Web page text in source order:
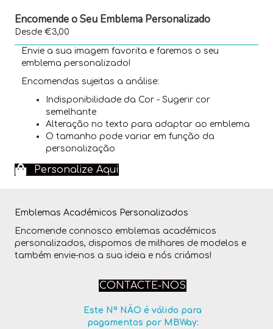
Encomende o Seu Emblema Personalizado
Desde €3,00
Envie a sua imagem favorita e faremos o seu
emblema personalizado!
Encomendas sujeitas a análise:
Indisponibilidade da Cor - Sugerir cor
semelhante
Alteração no texto para adaptar ao emblema
O tamanho pode variar em função da
personalização
Personalize Aqui
Emblemas Académicos Personalizados
Encomende connosco emblemas académicos
personalizados, dispomos de milhares de modelos e
também envie-nos a sua ideia e nós criámos!
CONTACTE-NOS
Este Nº NÃO é válido para
pagamentos por MBWay: